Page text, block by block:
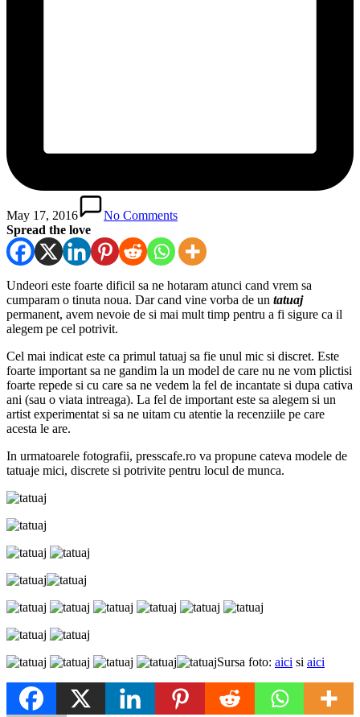
May 17, 2016
No Comments
Spread the love
Undeori este foarte dificil sa ne hotaram atunci cand vrem sa
cumparam o tinuta noua. Dar cand vine vorba de un tatuaj
permanent, avem nevoie de si mai mult timp pentru a fi sigure ca il
alegem pe cel potrivit.
Cel mai indicat este ca primul tatuaj sa fie unul mic si discret. Este
foarte important sa ne gandim la un model de care nu ne vom plictisi
foarte repede si cu care sa ne vedem la fel de incantate si dupa cativa
ani (sau o viata intreaga). La fel de important este sa alegem si un
artist experimentat si sa ne uitam cu atentie la recenziile pe care
acesta le are.
In urmatoarele fotografii, presscafe.ro va propune cateva modele de
tatuaje mici, discrete si potrivite pentru locul de munca.
Sursa foto: aici si aici